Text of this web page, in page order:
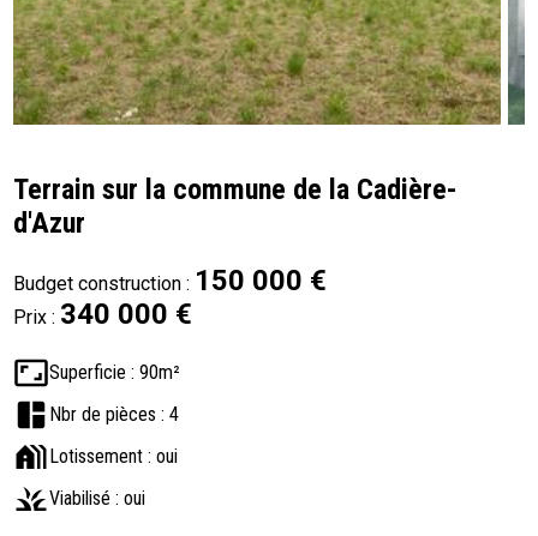
Terrain sur la commune de la Cadière-
d'Azur
Budget construction : 150 000 €
Prix : 340 000 €
aspect_ratioSuperficie : 90m²
space_dashboard Nbr de pièces : 4
holiday_village Lotissement : oui
grassViabilisé : oui